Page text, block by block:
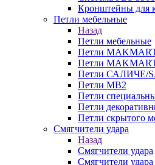
Кронштейны для
Петли мебельные
Назад
Петли мебельные
Петли
Петли
Петли САЛИЧЕ/
Петли MB2
Петли
Петли
Петли скрытого
Смягчители удара
Назад
Смягчители удара
Смягчители удара